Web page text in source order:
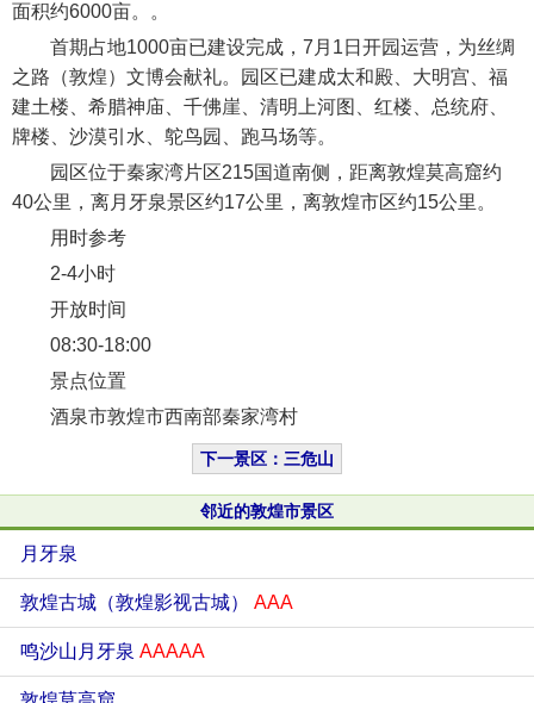
面积约6000亩。。
首期占地1000亩已建设完成，7月1日开园运营，为丝绸
之路（敦煌）文博会献礼。园区已建成太和殿、大明宫、福
建土楼、希腊神庙、千佛崖、清明上河图、红楼、总统府、
牌楼、沙漠引水、鸵鸟园、跑马场等。
园区位于秦家湾片区215国道南侧，距离敦煌莫高窟约
40公里，离月牙泉景区约17公里，离敦煌市区约15公里。
用时参考
2-4小时
开放时间
08:30-18:00
景点位置
酒泉市敦煌市西南部秦家湾村
下一景区：三危山
邻近的敦煌市景区
月牙泉
敦煌古城（敦煌影视古城） AAA
鸣沙山月牙泉 AAAAA